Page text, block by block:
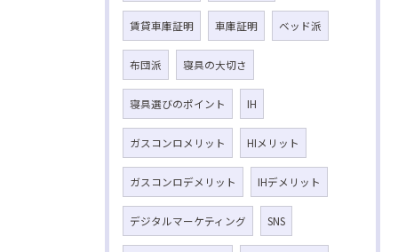
賃貸車庫証明 車庫証明 ベッド派
布団派 寝具の大切さ
寝具選びのポイント IH
ガスコンロメリット HIメリット
ガスコンロデメリット IHデメリット
デジタルマーケティング SNS